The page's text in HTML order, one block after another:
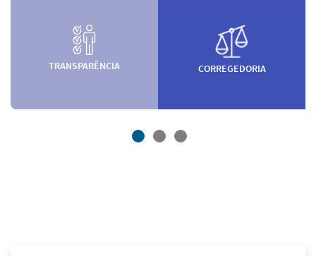
TRANSPARÊNCIA CORREGEDORIA